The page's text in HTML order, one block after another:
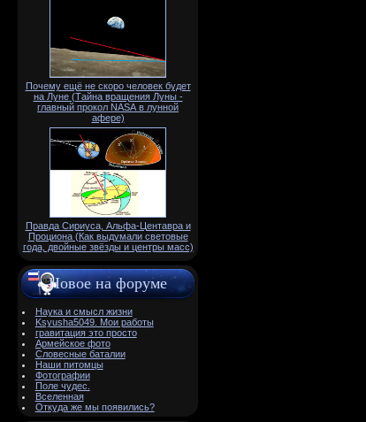
Почему ещё не скоро человек будет
на Луне (Тайна вращения Луны -
главный прокол NАSА в лунной
афере)
Правда Сириуса, Альфа-Центавра и
Проциона (Как выдумали световые
года, двойные звёзды и центры масс)
Новое на форуме
Наука и смысл жизни
Ksyusha5049. Мои работы
гравитация это просто
Армейское фото
Словесные баталии
Наши питомцы
Фотографии
Поле чудес.
Вселенная
Откуда же мы появились?